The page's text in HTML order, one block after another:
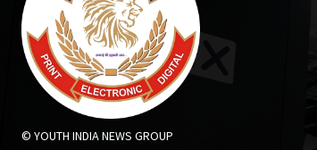
© YOUTH INDIA NEWS GROUP